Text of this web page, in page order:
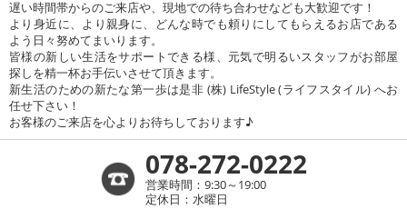
遅い時間帯からのご来店や、現地での待ち合わせなども大歓迎です！
より身近に、より親身に、どんな時でも頼りにしてもらえるお店である
よう日々努めてまいります。
皆様の新しい生活をサポートできる様、元気で明るいスタッフがお部屋
探しを精一杯お手伝いさせて頂きます。
新生活のための新たな第一歩は是非 (株) LifeStyle (ライフスタイル) へお
任せ下さい！
お客様のご来店を心よりお待ちしております♪
078-272-0222
営業時間：9:30～19:00
定休日：水曜日